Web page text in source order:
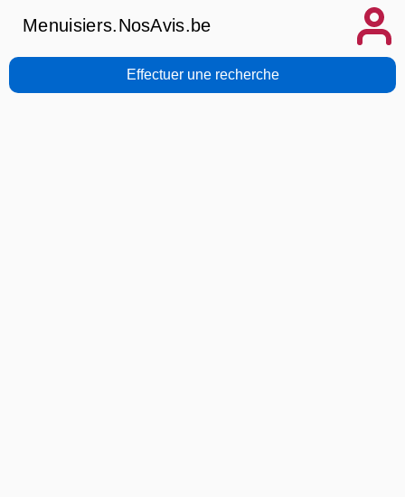
Menuisiers.NosAvis.be
Effectuer une recherche